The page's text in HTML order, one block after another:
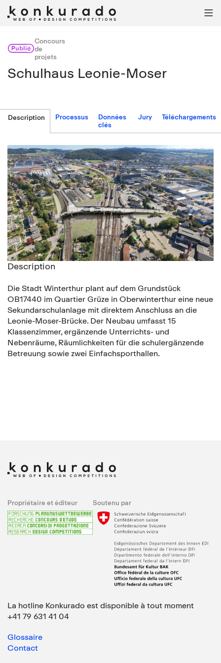

Publié
Concours
de
projets
Schulhaus Leonie-Moser
Description Processus
Données
clés
Jury Téléchargements
Description
Die Stadt Winterthur plant auf dem Grundstück
OB17440 im Quartier Grüze in Oberwinterthur eine neue
Sekundarschulanlage mit direktem Anschluss an die
Leonie-Moser-Brücke. Der Neubau umfasst 15
Klassenzimmer, ergänzende Unterrichts- und
Nebenräume, Räumlichkeiten für die schulergänzende
Betreuung sowie zwei Einfachsporthallen.
Propriétaire et éditeur Soutenu par
La hotline Konkurado est disponible à tout moment
+41 79 631 41 04
Glossaire
Contact